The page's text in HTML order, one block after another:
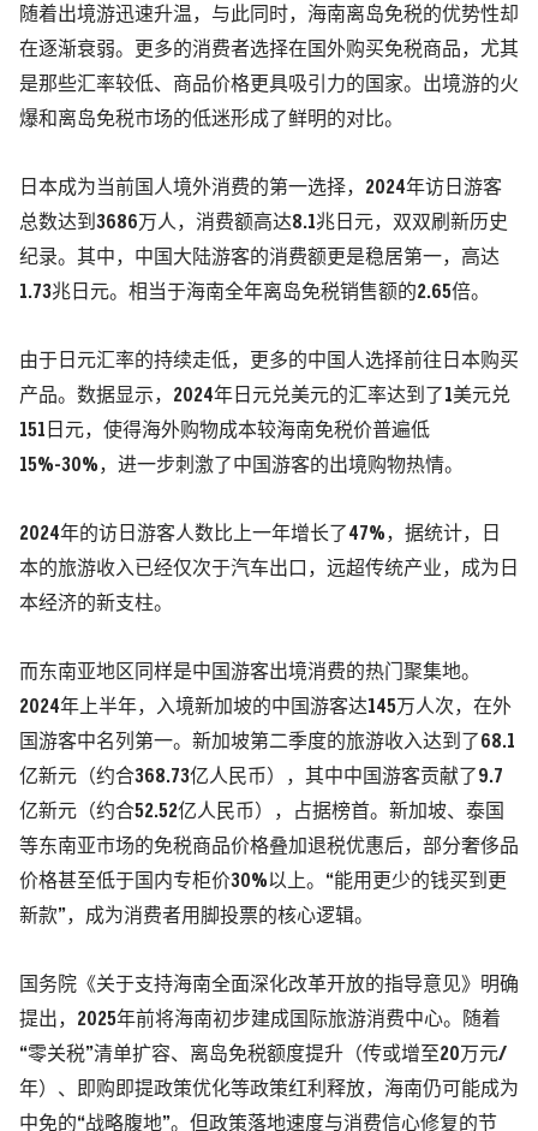
随着出境游迅速升温，与此同时，海南离岛免税的优势性却
在逐渐衰弱。更多的消费者选择在国外购买免税商品，尤其
是那些汇率较低、商品价格更具吸引力的国家。出境游的火
爆和离岛免税市场的低迷形成了鲜明的对比。
日本成为当前国人境外消费的第一选择，2024年访日游客
总数达到3686万人，消费额高达8.1兆日元，双双刷新历史
纪录。其中，中国大陆游客的消费额更是稳居第一，高达
1.73兆日元。相当于海南全年离岛免税销售额的2.65倍。
由于日元汇率的持续走低，更多的中国人选择前往日本购买
产品。数据显示，2024年日元兑美元的汇率达到了1美元兑
151日元，使得海外购物成本较海南免税价普遍低
15%-30%，进一步刺激了中国游客的出境购物热情。
2024年的访日游客人数比上一年增长了47%，据统计，日
本的旅游收入已经仅次于汽车出口，远超传统产业，成为日
本经济的新支柱。
而东南亚地区同样是中国游客出境消费的热门聚集地。
2024年上半年，入境新加坡的中国游客达145万人次，在外
国游客中名列第一。新加坡第二季度的旅游收入达到了68.1
亿新元（约合368.73亿人民币），其中中国游客贡献了9.7
亿新元（约合52.52亿人民币），占据榜首。新加坡、泰国
等东南亚市场的免税商品价格叠加退税优惠后，部分奢侈品
价格甚至低于国内专柜价30%以上。“能用更少的钱买到更
新款”，成为消费者用脚投票的核心逻辑。
国务院《关于支持海南全面深化改革开放的指导意见》明确
提出，2025年前将海南初步建成国际旅游消费中心。随着
“零关税”清单扩容、离岛免税额度提升（传或增至20万元/
年）、即购即提政策优化等政策红利释放，海南仍可能成为
中免的“战略腹地”。但政策落地速度与消费信心修复的节